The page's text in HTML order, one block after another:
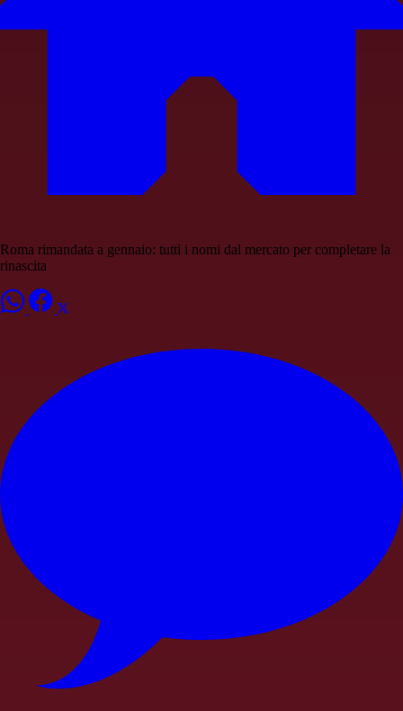
Roma rimandata a gennaio: tutti i nomi dal mercato per completare la
rinascita